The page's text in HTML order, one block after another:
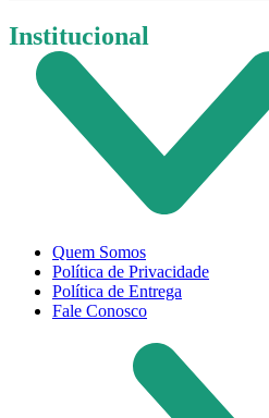
Institucional
Quem Somos
Política de Privacidade
Política de Entrega
Fale Conosco